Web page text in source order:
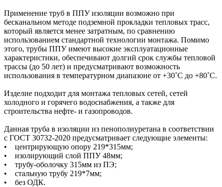
Применение труб в ППУ изоляции возможно при
бесканальном методе подземной прокладки тепловых трасс,
который является менее затратным, по сравнению
использованием стандартной технологии монтажа. Помимо
этого, трубы ППУ имеют высокие эксплуатационные
характеристики, обеспечивают долгий срок службы тепловой
трассы (до 50 лет) и предусматривают возможность
использования в температурном диапазоне от +30˚C до +80˚C.
Изделие подходит для монтажа тепловых сетей, сетей
холодного и горячего водоснабжения, а также для
строительства нефте- и газопроводов.
Данная труба в изоляции из пенополиуретана в соответствии
с ГОСТ 30732-2020 предусматривает следующие элементы:
• центрирующую опору 219*315мм;
• изолирующий слой ППУ 48мм;
• трубу-оболочку 315мм из ПЭ;
• стальную трубу 219*7мм;
• без ОДК.